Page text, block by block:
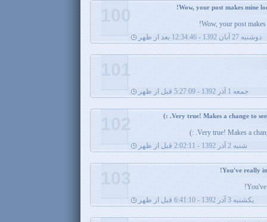
Wow, your post
دوشنبه 27 آبان 1392 - 12:34:46 بعد از ظهر
100
جمعه 1 آذر 1392 - 5:27:09 قبل از ظهر
101
Very true! Makes a
شنبه 2 آذر 1392 - 2:02:11 قبل از ظهر
102
يکشنبه 3 آذر 1392 - 6:41:10 قبل از ظهر
103